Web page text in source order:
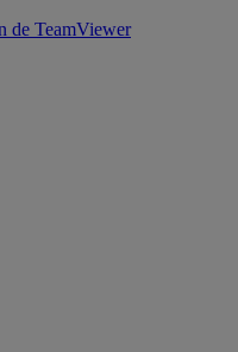
de TeamViewer